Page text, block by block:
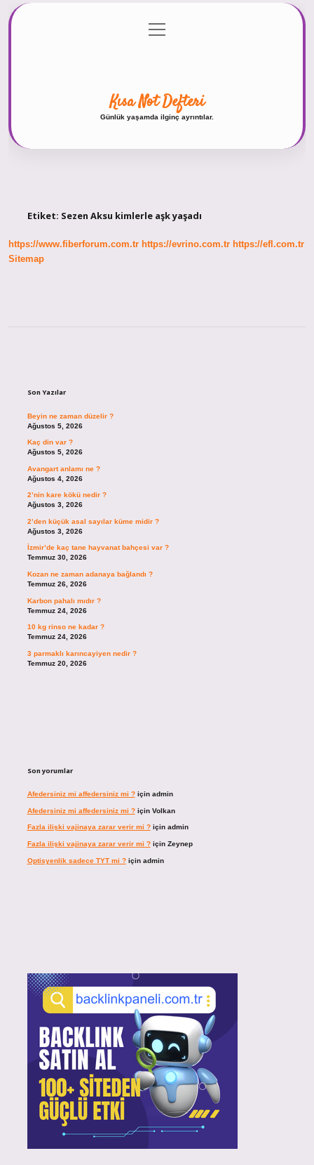
Gizlilik Politikası
menüyü
aç
Kısa Not Defteri
Günlük yaşamda ilginç ayrıntılar.
Etiket: Sezen Aksu kimlerle aşk yaşadı
https://www.fiberforum.com.tr https://evrino.com.tr https://efl.com.tr
Sitemap
Son Yazılar
Beyin ne zaman düzelir ?
Ağustos 5, 2026
Kaç din var ?
Ağustos 5, 2026
Avangart anlamı ne ?
Ağustos 4, 2026
2’nin kare kökü nedir ?
Ağustos 3, 2026
2’den küçük asal sayılar küme midir ?
Ağustos 3, 2026
İzmir’de kaç tane hayvanat bahçesi var ?
Temmuz 30, 2026
Kozan ne zaman adanaya bağlandı ?
Temmuz 26, 2026
Karbon pahalı mıdır ?
Temmuz 24, 2026
10 kg rinso ne kadar ?
Temmuz 24, 2026
3 parmaklı karıncayiyen nedir ?
Temmuz 20, 2026
Son yorumlar
Afedersiniz mi affedersiniz mi ?için admin
Afedersiniz mi affedersiniz mi ?için Volkan
Fazla ilişki vajinaya zarar verir mi ?için admin
Fazla ilişki vajinaya zarar verir mi ?için Zeynep
Optisyenlik sadece TYT mi ?için admin